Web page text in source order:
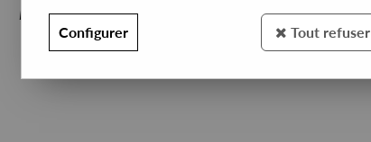
PRESALES EXCLUSIVES
Configurer Tout refuser